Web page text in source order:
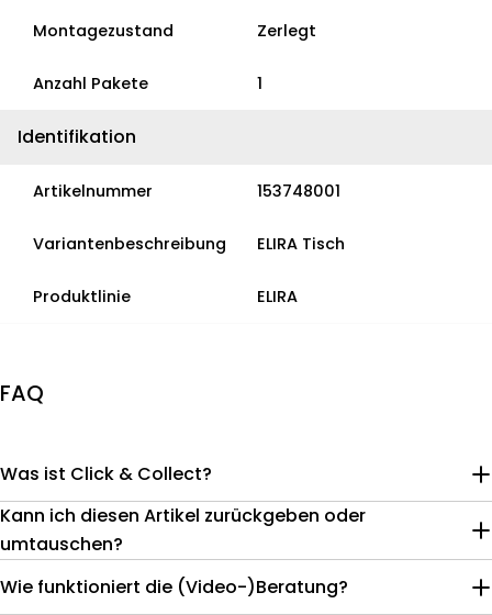
Montagezustand Zerlegt
Anzahl Pakete 1
Identifikation
Artikelnummer 153748001
Variantenbeschreibung ELIRA Tisch
Produktlinie ELIRA
FAQ
Was ist Click & Collect?
Kann ich diesen Artikel zurückgeben oder
umtauschen?
Wie funktioniert die (Video-)Beratung?